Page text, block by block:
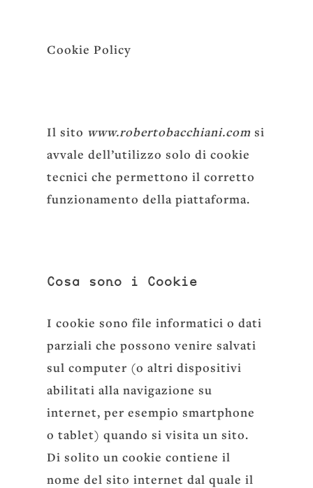
Cookie Policy
Il sito www.robertobacchiani.com si
avvale dell’utilizzo solo di cookie
tecnici che permettono il corretto
funzionamento della piattaforma.
Cosa sono i Cookie
I cookie sono file informatici o dati
parziali che possono venire salvati
sul computer (o altri dispositivi
abilitati alla navigazione su
internet, per esempio smartphone
o tablet) quando si visita un sito.
Di solito un cookie contiene il
nome del sito internet dal quale il